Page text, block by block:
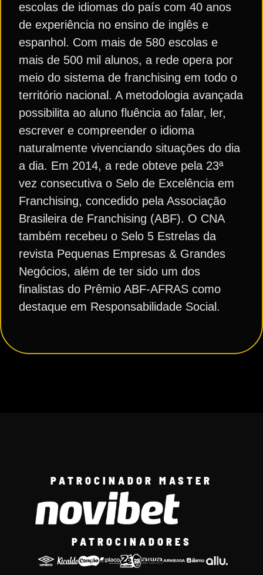
escolas de idiomas do país com 40 anos
de experiência no ensino de inglês e
espanhol. Com mais de 580 escolas e
mais de 500 mil alunos, a rede opera por
meio do sistema de franchising em todo o
território nacional. A metodologia avançada
possibilita ao aluno fluência ao falar, ler,
escrever e compreender o idioma
naturalmente vivenciando situações do dia
a dia. Em 2014, a rede obteve pela 23ª
vez consecutiva o Selo de Excelência em
Franchising, concedido pela Associação
Brasileira de Franchising (ABF). O CNA
também recebeu o Selo 5 Estrelas da
revista Pequenas Empresas & Grandes
Negócios, além de ter sido um dos
finalistas do Prêmio ABF-AFRAS como
destaque em Responsabilidade Social.
PATROCINADOR MASTER
PATROCINADORES